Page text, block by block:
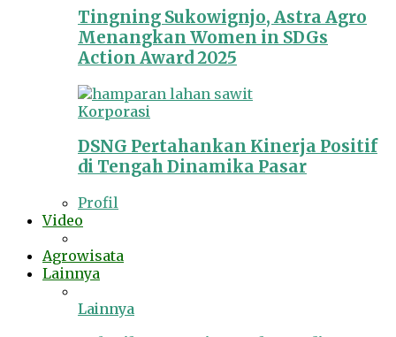
Tingning Sukowignjo, Astra Agro
Menangkan Women in SDGs
Action Award 2025
Korporasi
DSNG Pertahankan Kinerja Positif
di Tengah Dinamika Pasar
Profil
Video
Agrowisata
Lainnya
Lainnya